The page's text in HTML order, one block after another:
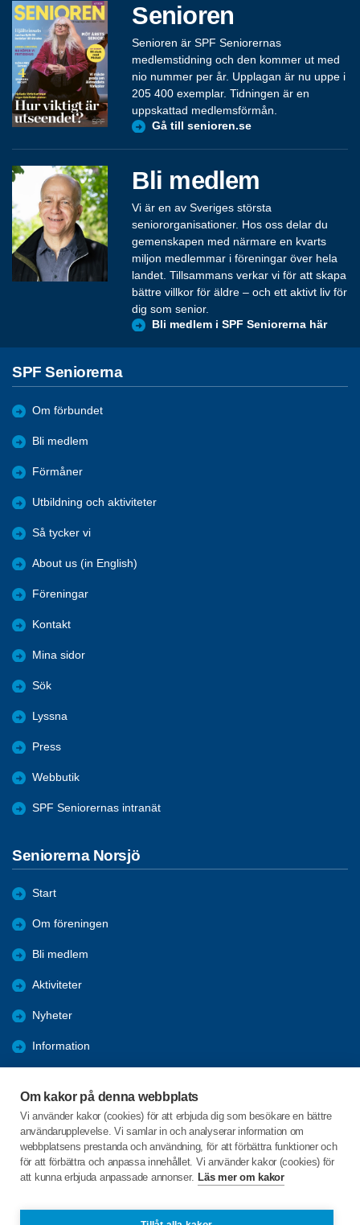
Om kakor på denna webbplats
Vi använder kakor (cookies) för att erbjuda dig som besökare en bättre
användarupplevelse. Vi samlar in och analyserar information om
webbplatsens prestanda och användning, för att förbättra funktioner och
för att förbättra och anpassa innehållet. Vi använder kakor (cookies) för
att kunna erbjuda anpassade annonser. Läs mer om kakor
Senioren
Senioren är SPF Seniorernas
medlemstidning och den kommer ut med
nio nummer per år. Upplagan är nu uppe i
205 400 exemplar. Tidningen är en
uppskattad medlemsförmån.
Gå till senioren.se
Bli medlem
Vi är en av Sveriges största
seniororganisationer. Hos oss delar du
gemenskapen med närmare en kvarts
miljon medlemmar i föreningar över hela
landet. Tillsammans verkar vi för att skapa
bättre villkor för äldre – och ett aktivt liv för
dig som senior.
Bli medlem i SPF Seniorerna här
SPF Seniorerna
Om förbundet
Bli medlem
Förmåner
Utbildning och aktiviteter
Så tycker vi
About us (in English)
Föreningar
Kontakt
Mina sidor
Sök
Lyssna
Press
Webbutik
SPF Seniorernas intranät
Seniorerna Norsjö
Start
Om föreningen
Bli medlem
Aktiviteter
Nyheter
Information
Bilder och reportage
C/o:Arianne Buhr